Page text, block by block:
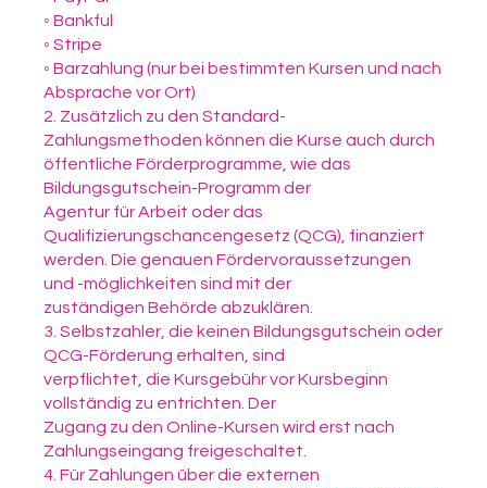
◦ Bankful
◦ Stripe
◦ Barzahlung (nur bei bestimmten Kursen und nach
Absprache vor Ort)
2. Zusätzlich zu den Standard-
Zahlungsmethoden können die Kurse auch durch
öffentliche Förderprogramme, wie das
Bildungsgutschein-Programm der
Agentur für Arbeit oder das
Qualifizierungschancengesetz (QCG), finanziert
werden. Die genauen Fördervoraussetzungen
und -möglichkeiten sind mit der
zuständigen Behörde abzuklären.
3. Selbstzahler, die keinen Bildungsgutschein oder
QCG-Förderung erhalten, sind
verpflichtet, die Kursgebühr vor Kursbeginn
vollständig zu entrichten. Der
Zugang zu den Online-Kursen wird erst nach
Zahlungseingang freigeschaltet.
4. Für Zahlungen über die externen